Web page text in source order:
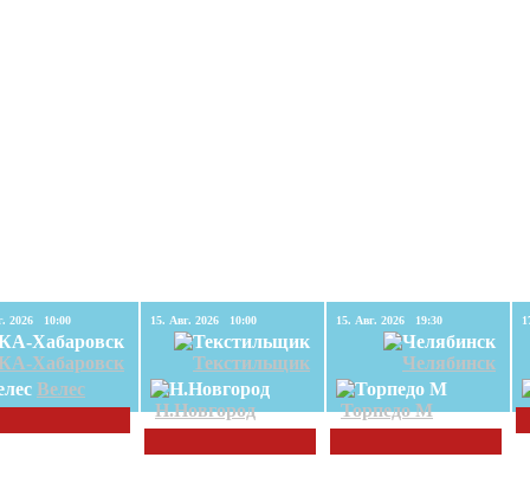
15. Авг. 2026 10:00
Хабаровск
Велес
15. Авг. 2026 10:00
Текстильщик
Н.Новгород
15. Авг. 2026 19:30
Челябинск
Торпедо М